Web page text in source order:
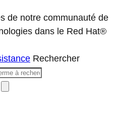
de notre communauté de
dans le Red Hat®
Rechercher